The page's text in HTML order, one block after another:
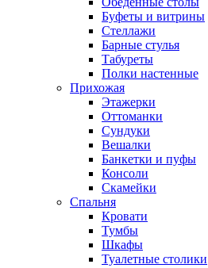
Буфеты и витрины
Стеллажи
Барные стулья
Табуреты
Полки настенные
Прихожая
Этажерки
Оттоманки
Сундуки
Вешалки
Банкетки и пуфы
Консоли
Скамейки
Спальня
Кровати
Тумбы
Шкафы
Туалетные столики